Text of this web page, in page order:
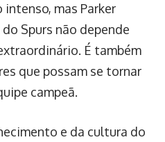
mas Parker
Spurs não depende
É também
que possam se tornar
campeã.
e da cultura do